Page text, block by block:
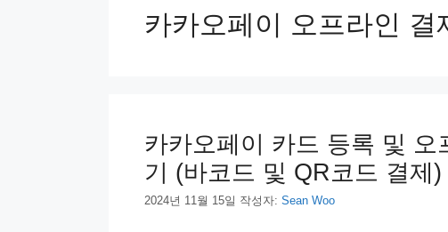
카카오페이 오프라인 결
카카오페이 카드 등록 및 오
기 (바코드 및 QR코드 결제)
2024년 11월 15일 작성자: Sean Woo